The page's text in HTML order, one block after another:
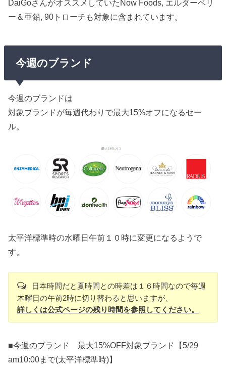
DaiGoさんがオススメしていたNow Foods, エルダーベリ
ー＆亜鉛, 90トローチも対象に含まれています。
今週のブランド
今週のブランドは
対象ブランドが毎週代わりで最大15%オフになるセー
ル。
太平洋標準時の水曜日午前１０時に変更になるようで
す。
日本時間だと夏時間との時差は１６時間なので毎週
木曜日の午前2時に切り替わると思いますが、
詳しくは公式ページの残り時間を参照してください。
■今週のブランド 最大15%OFF対象ブランド【5/29
am10:00まで(太平洋標準時)】